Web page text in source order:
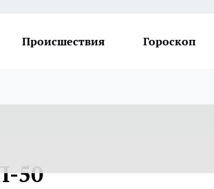
Происшествия Гороскоп
50